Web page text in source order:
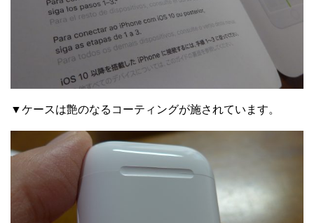
▼ケースは艶のなるコーティングが施されています。